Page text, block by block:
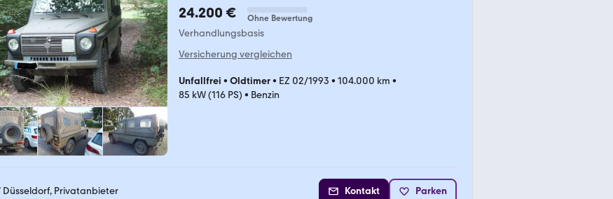
24.200 € Ohne Bewertung
Verhandlungsbasis
Versicherung vergleichen
Unfallfrei • Oldtimer• EZ 02/1993 • 104.000 km •
85 kW (116 PS) • Benzin
Düsseldorf, Privatanbieter Kontakt Parken